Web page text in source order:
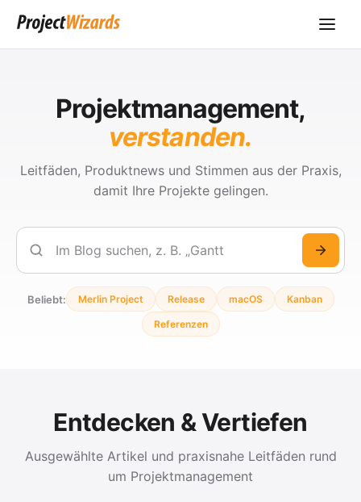
Projektmanagement,
verstanden.
Leitfäden, Produktnews und Stimmen aus der Praxis,
damit Ihre Projekte gelingen.
Suchen
Beliebt: Merlin Project Release macOS Kanban
Referenzen
Entdecken & Vertiefen
Ausgewählte Artikel und praxisnahe Leitfäden rund
um Projektmanagement